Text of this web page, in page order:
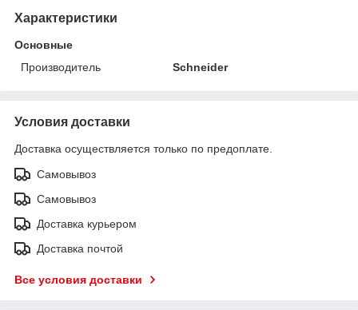
Характеристики
Основные
Производитель
Schneider
Условия доставки
Доставка осуществляется только по предоплате.
Самовывоз
Самовывоз
Доставка курьером
Доставка почтой
Все условия доставки